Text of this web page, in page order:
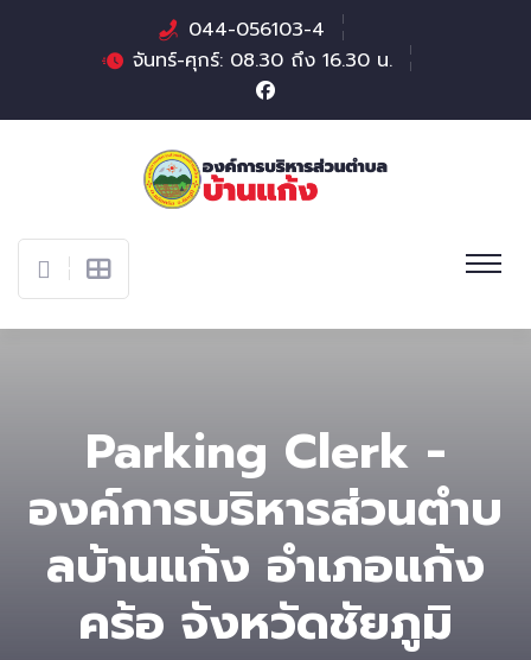
044-056103-4
จันทร์-ศุกร์: 08.30 ถึง 16.30 น.
Parking Clerk -
องค์การบริหารส่วนตําบ
ลบ้านแก้ง อำเภอแก้ง
คร้อ จังหวัดชัยภูมิ